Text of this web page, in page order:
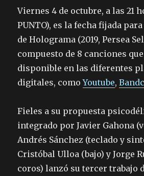
Viernes 4 de octubre, a las 21
PUNTO), es la fecha fijada
de Holograma (2019, Persea
compuesto de 8 canciones
disponible en las diferentes
digitales, comoYoutube,
Fieles a su propuesta
integrado por Javier Gahona
Andrés Sánchez (teclado y
Cristóbal Ulloa (bajo) y Jorge
coros) lanzó su tercer trabajo